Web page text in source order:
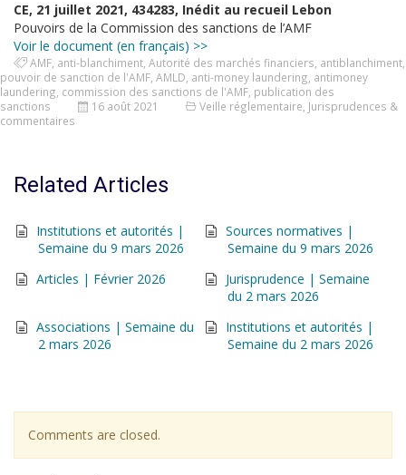
CE, 21 juillet 2021, 434283, Inédit au recueil Lebon
Pouvoirs de la Commission des sanctions de l’AMF
Voir le document (en français) >>
AMF anti-blanchiment Autorité des marchés financiers antiblanchiment
pouvoir de sanction de l'AMF AMLD anti-money laundering antimoney
laundering commission des sanctions de l'AMF publication des
sanctions
16 août 2021 Veille réglementaire Jurisprudences &
commentaires
Related Articles
Institutions et autorités |
Semaine du 9 mars 2026
Sources normatives |
Semaine du 9 mars 2026
Articles | Février 2026
Jurisprudence | Semaine
du 2 mars 2026
Associations | Semaine du
2 mars 2026
Institutions et autorités |
Semaine du 2 mars 2026
Comments are closed.